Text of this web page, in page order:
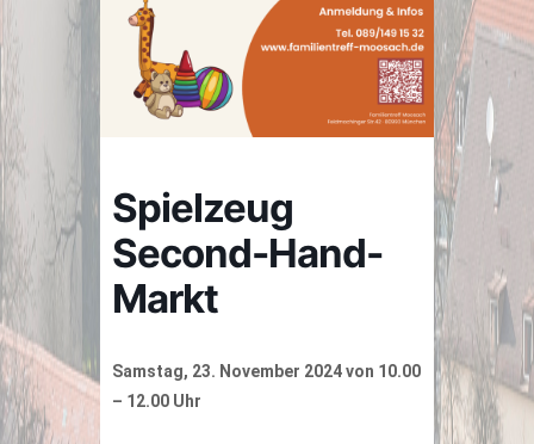
Spielzeug
Second-Hand-
Markt
Samstag, 23. November 2024 von 10.00
– 12.00 Uhr